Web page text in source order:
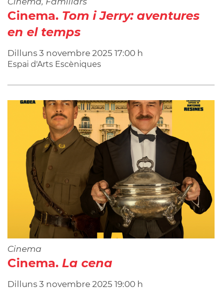
Cinema. Tom i Jerry: aventures
en el temps
Dilluns 3 novembre 2025 17:00 h
Espai d'Arts Escèniques
Cinema
Cinema. La cena
Dilluns 3 novembre 2025 19:00 h